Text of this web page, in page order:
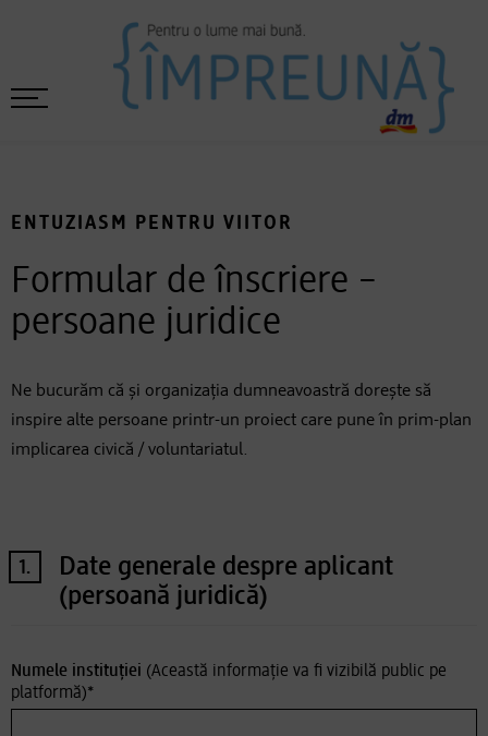
ENTUZIASM PENTRU VIITOR
Formular de înscriere –
persoane juridice
Ne bucurăm că și organizația dumneavoastră dorește să
inspire alte persoane printr-un proiect care pune în prim-plan
implicarea civică / voluntariatul.
1.
Date generale despre aplicant
(persoană juridică)
Numele instituției (Această informație va fi vizibilă public pe
platformă)*